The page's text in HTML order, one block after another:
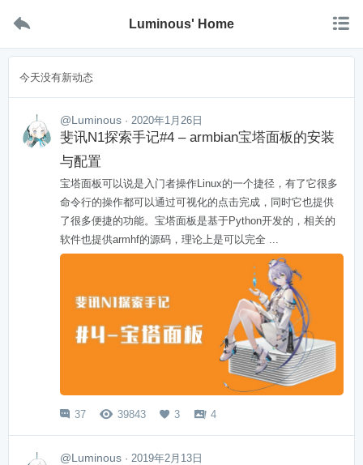
 Luminous' Home 
今天没有新动态
@Luminous · 2020年1月26日
斐讯N1探索手记#4 – armbian宝塔面板的安装
与配置
宝塔面板可以说是入门者操作Linux的一个捷径，有了它很多
命令行的操作都可以通过可视化的点击完成，同时它也提供
了很多便捷的功能。宝塔面板是基于Python开发的，相关的
软件也提供armhf的源码，理论上是可以完全 ...
 37  39843  3  4
@Luminous · 2019年2月13日